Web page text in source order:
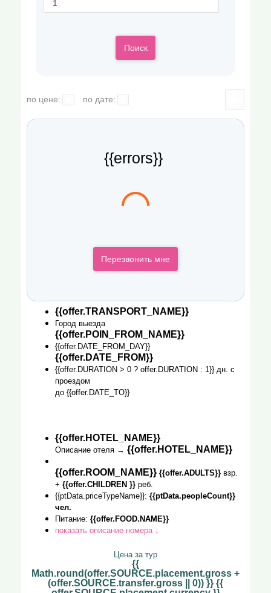
Поиск
по цене: по дате:
{{errors}}
Перезвонить мне
{{offer.TRANSPORT_NAME}}
Город выезда
{{offer.POIN_FROM_NAME}}
{{offer.DATE_FROM_DAY}}
{{offer.DATE_FROM}}
{{offer.DURATION > 0 ? offer.DURATION : 1}} дн. с
проездом
до {{offer.DATE_TO}}
{{offer.HOTEL_NAME}}
Описание отеля → {{offer.HOTEL_NAME}}
{{offer.ROOM_NAME}} {{offer.ADULTS}}взр.
+ {{offer.CHILDREN }}реб.
{{ptData.priceTypeName}}: {{ptData.peopleCount}}
чел.
Питание: {{offer.FOOD.NAME}}
показать описание номера ↓
Цена за тур
{{
Math.round(offer.SOURCE.placement.gross +
(offer.SOURCE.transfer.gross || 0)) }} {{